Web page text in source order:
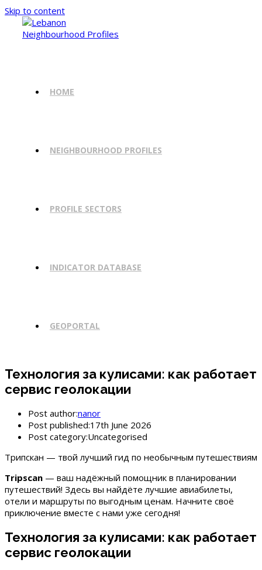
Skip to content
HOME
NEIGHBOURHOOD PROFILES
PROFILE SECTORS
INDICATOR DATABASE
GEOPORTAL
Технология за кулисами: как работает
сервис геолокации
Post author:nanor
Post published:17th June 2026
Post category:Uncategorised
Трипскан — твой лучший гид по необычным путешествиям
Tripscan — ваш надёжный помощник в планировании
путешествий! Здесь вы найдёте лучшие авиабилеты,
отели и маршруты по выгодным ценам. Начните своё
приключение вместе с нами уже сегодня!
Технология за кулисами: как работает
сервис геолокации